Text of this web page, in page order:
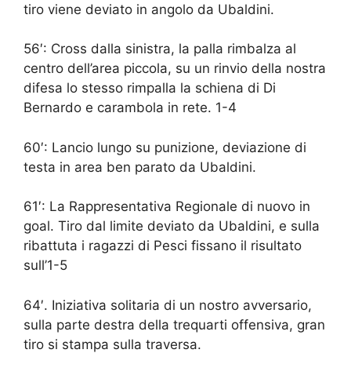
tiro viene deviato in angolo da Ubaldini.
56′: Cross dalla sinistra, la palla rimbalza al
centro dell’area piccola, su un rinvio della nostra
difesa lo stesso rimpalla la schiena di Di
Bernardo e carambola in rete. 1-4
60′: Lancio lungo su punizione, deviazione di
testa in area ben parato da Ubaldini.
61′: La Rappresentativa Regionale di nuovo in
goal. Tiro dal limite deviato da Ubaldini, e sulla
ribattuta i ragazzi di Pesci fissano il risultato
sull’1-5
64′. Iniziativa solitaria di un nostro avversario,
sulla parte destra della trequarti offensiva, gran
tiro si stampa sulla traversa.